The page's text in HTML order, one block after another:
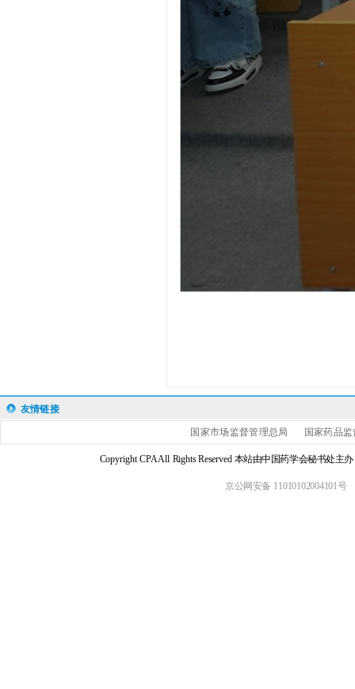
友情链接
国家市场监督管理总局 国家药品
Copyright CPA All Rights Reserved 本站由中国药学会秘书处主
京公网安备 11010102004101号